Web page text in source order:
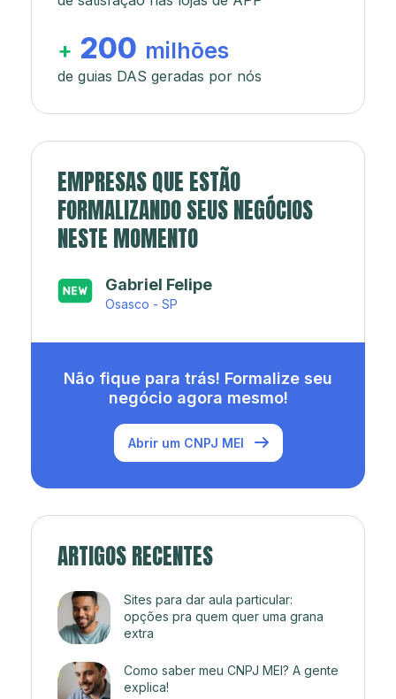
+ 200 milhões
de guias DAS geradas por nós
EMPRESAS QUE ESTÃO
FORMALIZANDO SEUS NEGÓCIOS
NESTE MOMENTO
Japa’s açaí e sorveteria
Rio de Janeiro - RJ
Não fique para trás! Formalize seu
negócio agora mesmo!
Abrir um CNPJ MEI
ARTIGOS RECENTES
Sites para dar aula particular:
opções pra quem quer uma grana
extra
Como saber meu CNPJ MEI? A gente
explica!